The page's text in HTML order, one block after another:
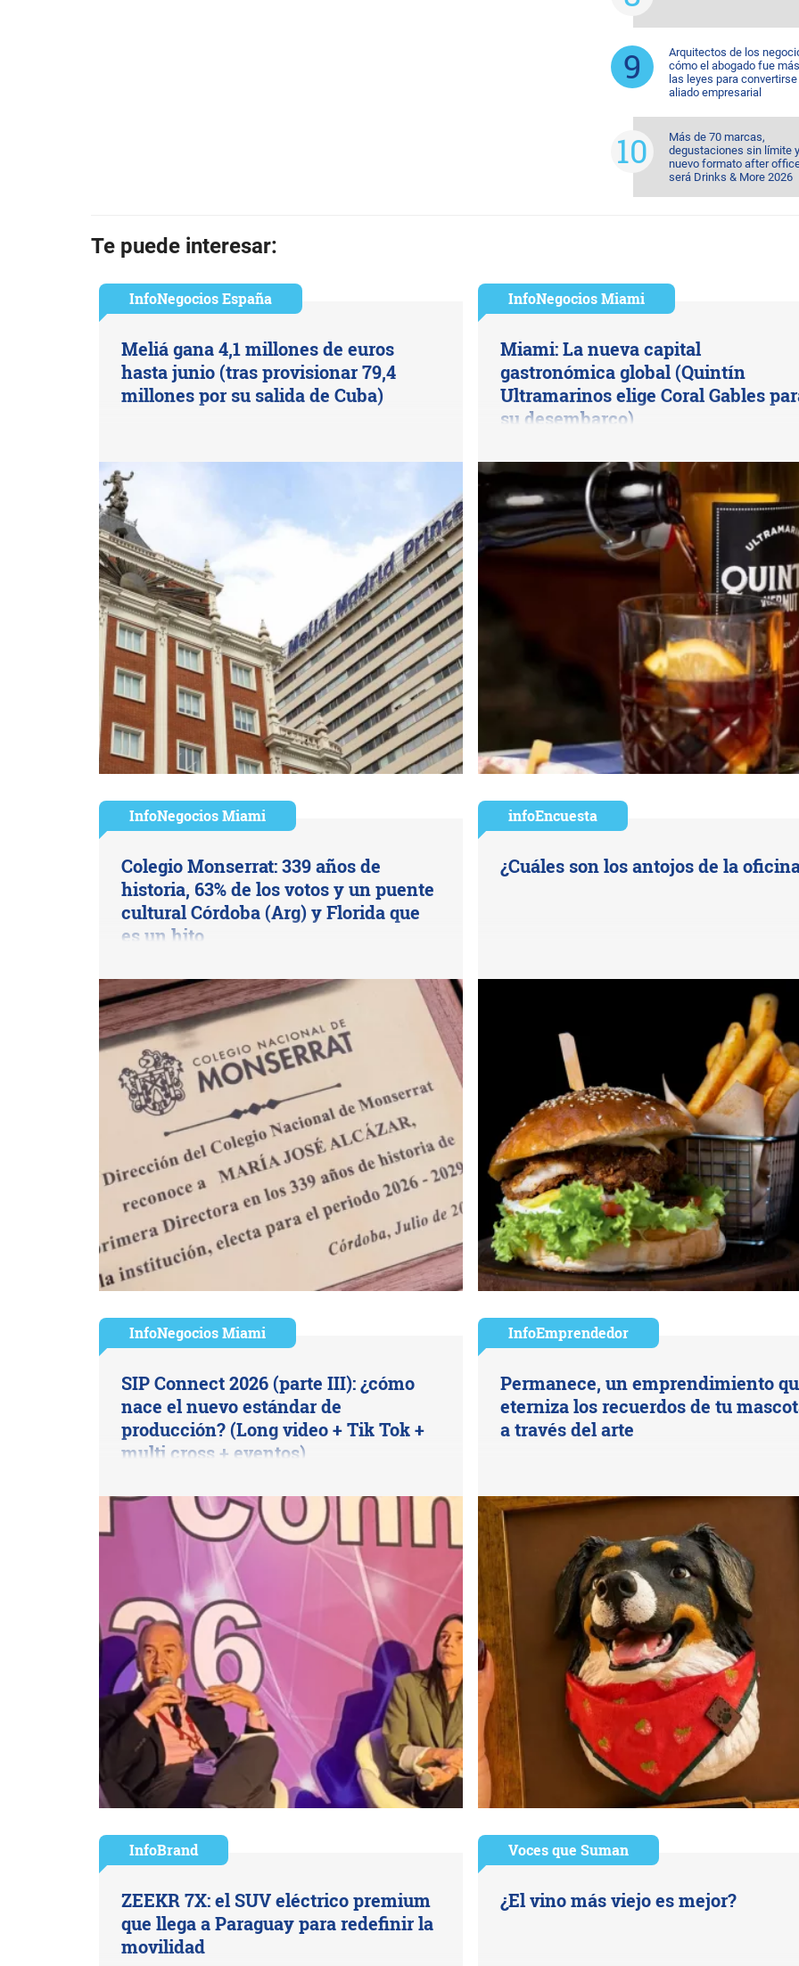
Arquitectos de los
cómo el abogado fue
las leyes para
aliado empresarial
Más de 70 marcas,
degustaciones sin límite
nuevo formato after
será Drinks & More 2026
Te puede interesar:
InfoNegocios España
Meliá gana 4,1 millones de euros
hasta junio (tras provisionar 79,4
millones por su salida de Cuba)
InfoNegocios Miami
Miami: La nueva capital
gastronómica global (Quintín
Ultramarinos elige Coral Gables
su desembarco)
InfoNegocios Miami
Colegio Monserrat: 339 años de
historia, 63% de los votos y un puente
cultural Córdoba (Arg) y Florida que
es un hito
infoEncuesta
¿Cuáles son los antojos de la
InfoNegocios Miami
SIP Connect 2026 (parte III): ¿cómo
nace el nuevo estándar de
producción? (Long video + Tik Tok +
multi cross + eventos)
InfoEmprendedor
Permanece, un emprendimiento
eterniza los recuerdos de tu
a través del arte
InfoBrand
ZEEKR 7X: el SUV eléctrico premium
que llega a Paraguay para redefinir la
movilidad
Voces que Suman
¿El vino más viejo es mejor?